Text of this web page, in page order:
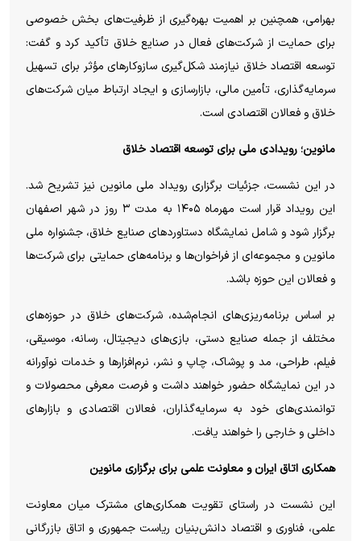
بهرامی، همچنین بر اهمیت بهره‌گیری از ظرفیت‌های بخش خصوصی
برای حمایت از شرکت‌های فعال در صنایع خلاق تأکید کرد و گفت:
توسعه اقتصاد خلاق نیازمند شکل‌گیری سازوکار‌های مؤثر برای تسهیل
سرمایه‌گذاری، تأمین مالی، بازارسازی و ایجاد ارتباط میان شرکت‌های
خلاق و فعالان اقتصادی است.
مانوین؛ رویدادی ملی برای توسعه اقتصاد خلاق
در این نشست، جزئیات برگزاری رویداد ملی مانوین نیز تشریح شد.
این رویداد قرار است مهرماه ۱۴۰۵ به مدت ۳ روز در شهر اصفهان
برگزار شود و شامل نمایشگاه دستاورد‌های صنایع خلاق، جشنواره ملی
مانوین و مجموعه‌ای از فراخوان‌ها و برنامه‌های حمایتی برای شرکت‌ها
و فعالان این حوزه باشد.
بر اساس برنامه‌ریزی‌های انجام‌شده، شرکت‌های خلاق در حوزه‌های
مختلف از جمله صنایع دستی، بازی‌های دیجیتال، رسانه، موسیقی،
فیلم، طراحی، مد و پوشاک، چاپ و نشر، نرم‌افزار‌ها و خدمات نوآورانه
در این نمایشگاه حضور خواهند داشت و فرصت معرفی محصولات و
توانمندی‌های خود به سرمایه‌گذاران، فعالان اقتصادی و بازار‌های
داخلی و خارجی را خواهند یافت.
همکاری اتاق ایران و معاونت علمی برای برگزاری مانوین
این نشست در راستای تقویت همکاری‌های مشترک میان معاونت
علمی، فناوری و اقتصاد دانش‌بنیان ریاست جمهوری و اتاق بازرگانی